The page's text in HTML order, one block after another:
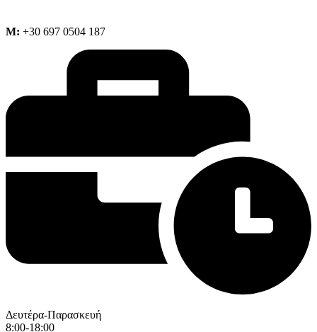
M: +30 697 0504 187
Δευτέρα-Παρασκευή
8:00-18:00